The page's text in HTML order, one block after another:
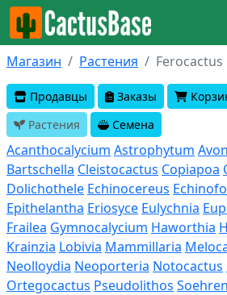
Магазин Растения Ferocactus
Продавцы Заказы
Растения
Семена
Acanthocalycium Astrophytum
Bartschella Cleistocactus Copiapoa
Dolichothele Echinocereus
Epithelantha Eriosyce Eulychnia
Frailea Gymnocalycium Haworthia
Krainzia Lobivia Mammillaria
Neolloydia Neoporteria Notocactus
Ortegocactus Pseudolithos